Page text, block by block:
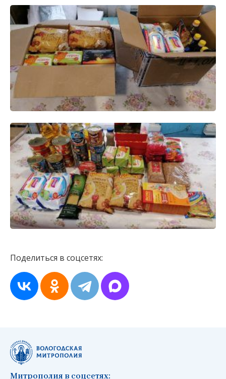
Поделиться в соцсетях:
Митрополия в соцсетях: